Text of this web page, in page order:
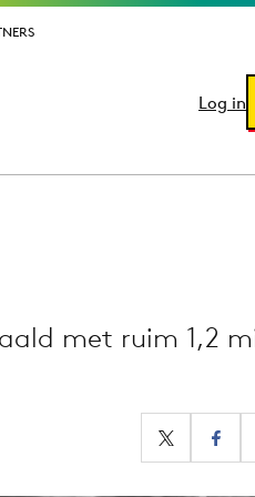
Log in
Log in
met ruim 1,2